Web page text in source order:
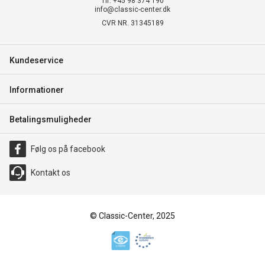
info@classic-center.dk
CVR NR. 31345189
Kundeservice
Informationer
Betalingsmuligheder
Følg os på facebook
Kontakt os
© Classic-Center, 2025